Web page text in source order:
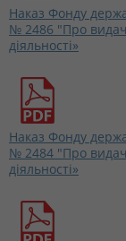
Наказ Фонду
№ 2486 "Про видачу
діяльності»
Наказ Фонду
№ 2484 "Про видачу
діяльності»